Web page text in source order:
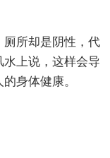
所却是阴性，代
上说，这样会导
身体健康。